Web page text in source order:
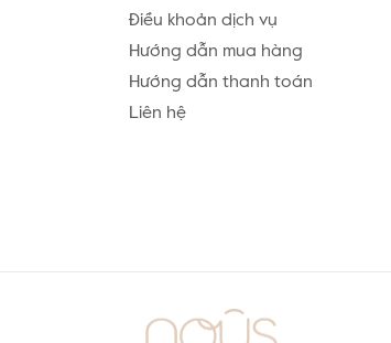
Điều khoản dịch vụ
Hướng dẫn mua hàng
Hướng dẫn thanh toán
Liên hệ